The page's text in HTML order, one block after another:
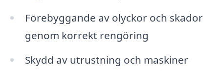
Förebyggande av olyckor och skador
genom korrekt rengöring
Skydd av utrustning och maskiner